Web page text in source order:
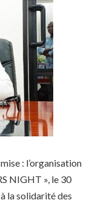
: l’organisation
NIGHT », le 30
la solidarité des